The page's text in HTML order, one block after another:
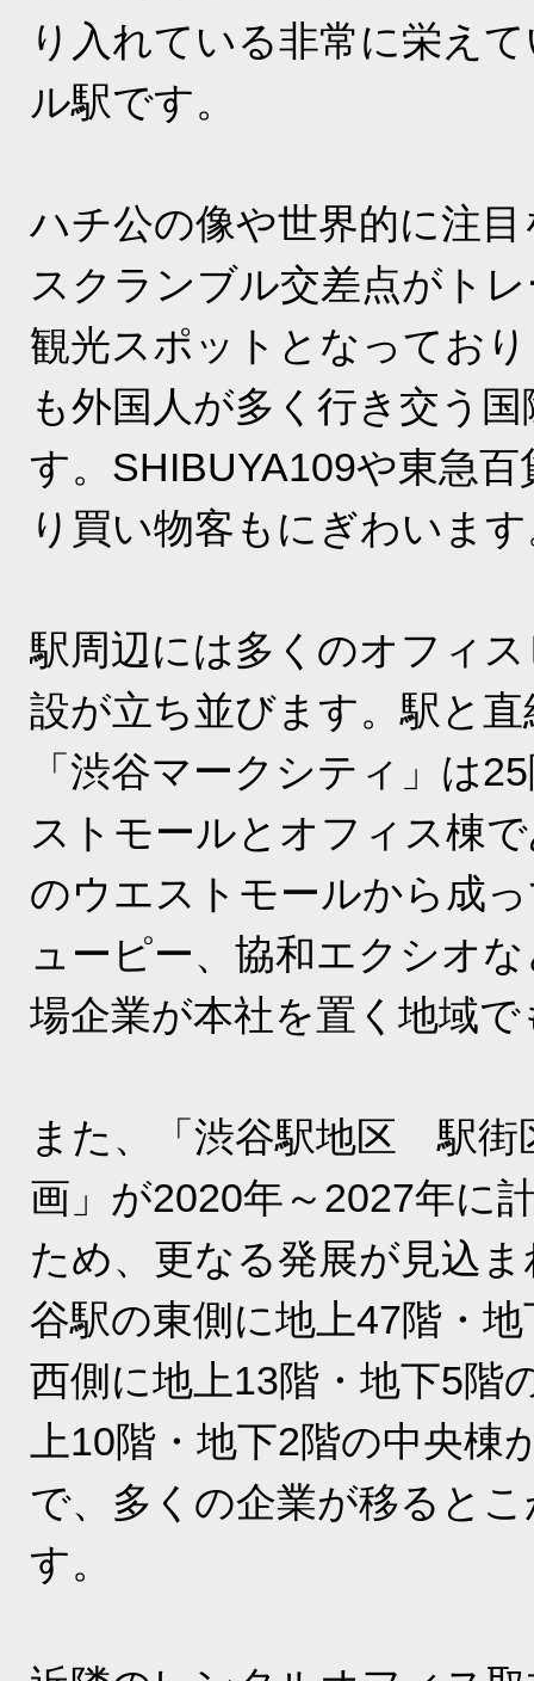
り入れている非常に栄え
ル駅です。
ハチ公の像や世界的に注
スクランブル交差点がト
観光スポットとなってお
も外国人が多く行き交う
す。SHIBUYA109や東急
り買い物客もにぎわいま
駅周辺には多くのオフィ
設が立ち並びます。駅と
「渋谷マークシティ」は
ストモールとオフィス棟
のウエストモールから成
ューピー、協和エクシオ
場企業が本社を置く地域
また、「渋谷駅地区 駅街
画」が2020年～2027年に
ため、更なる発展が見込
谷駅の東側に地上47階・
西側に地上13階・地下5階
上10階・地下2階の中央棟
で、多くの企業が移ると
す。